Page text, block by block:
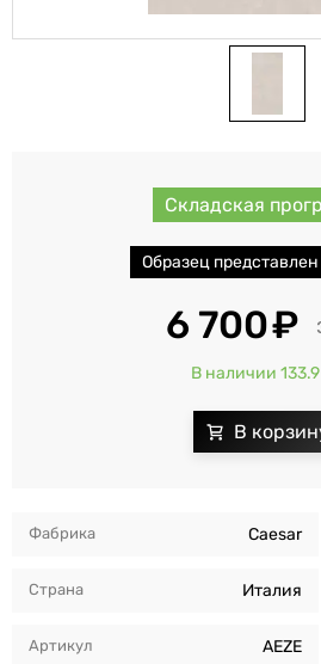
Фабрика Caesar
Страна Италия
Артикул AEZE
Складская
Образец
6 700
В наличии 133.9